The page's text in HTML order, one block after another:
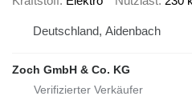
Deutschland, Aidenbach
Zoch GmbH & Co. KG